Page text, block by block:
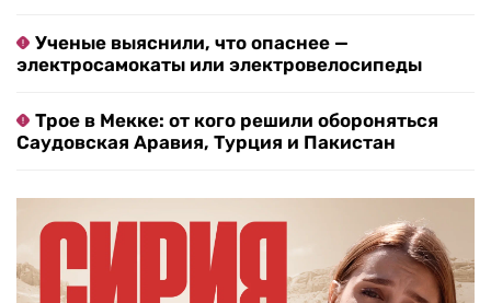
Ученые выяснили, что опаснее —
электросамокаты или электровелосипеды
Трое в Мекке: от кого решили обороняться
Саудовская Аравия, Турция и Пакистан